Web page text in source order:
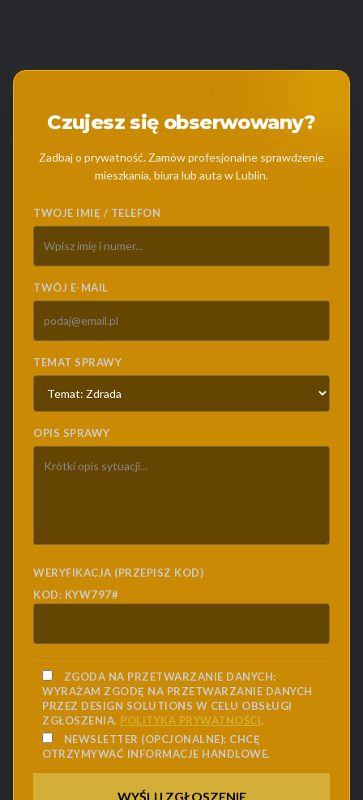
Czujesz się obserwowany?
Zadbaj o prywatność. Zamów profesjonalne sprawdzenie
mieszkania, biura lub auta w Lublin.
TWOJE IMIĘ / TELEFON
TWÓJ E-MAIL
TEMAT SPRAWY
OPIS SPRAWY
WERYFIKACJA (PRZEPISZ KOD)
KOD: KYW797#
ZGODA NA PRZETWARZANIE DANYCH:
WYRAŻAM ZGODĘ NA PRZETWARZANIE DANYCH
PRZEZ DESIGN SOLUTIONS W CELU OBSŁUGI
ZGŁOSZENIA. POLITYKA PRYWATNOŚCI.
NEWSLETTER (OPCJONALNE): CHCĘ
OTRZYMYWAĆ INFORMACJE HANDLOWE.